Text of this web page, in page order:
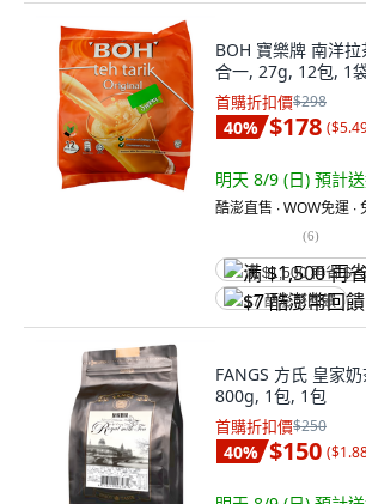
BOH 寶樂牌 南洋
合一, 27g, 12包, 1
首購折扣價$298
40% $178 (
明天 8/9 (日) 預計
酷澎直售 ∙ WOW免運 ∙
(6)
满 $1,500 再省
$7 酷澎幣回饋
FANGS 方氏 皇家
800g, 1包, 1包
首購折扣價$250
40% $150 (